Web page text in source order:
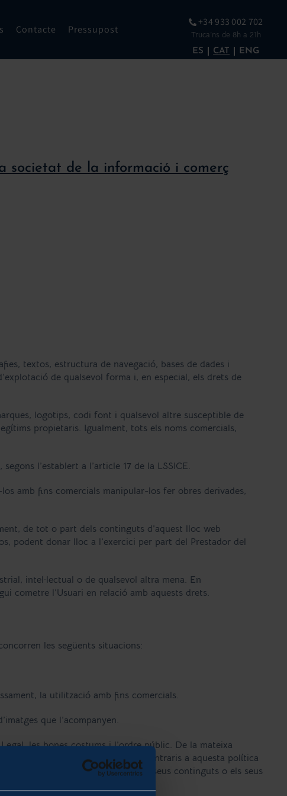
Contacte Pressupost
+34 933 002 702
Truca’ns de 8h a 21h
ES CAT ENG
societat de la informació i comerç
textos, estructura de navegació, bases de dades i
de qualsevol forma i, en especial, els drets de
logotips, codi font i qualsevol altre susceptible de
propietaris. Igualment, tots els noms comercials,
l’establert a l’article 17 de la LSSICE.
amb fins comercials manipular-los fer obres derivades,
de tot o part dels continguts d’aquest lloc web
podent donar lloc a l’exercici per part del Prestador del
intel·lectual o de qualsevol altra mena. En
cometre l’Usuari en relació amb aquests drets.
les següents situacions:
la utilització amb fins comercials.
que l’acompanyen.
les bones costums i l’ordre públic. De la mateixa
amb fins o efectes il·lícits, contraris a aquesta política
o deteriorar la pàgina web, els seus continguts o els seus